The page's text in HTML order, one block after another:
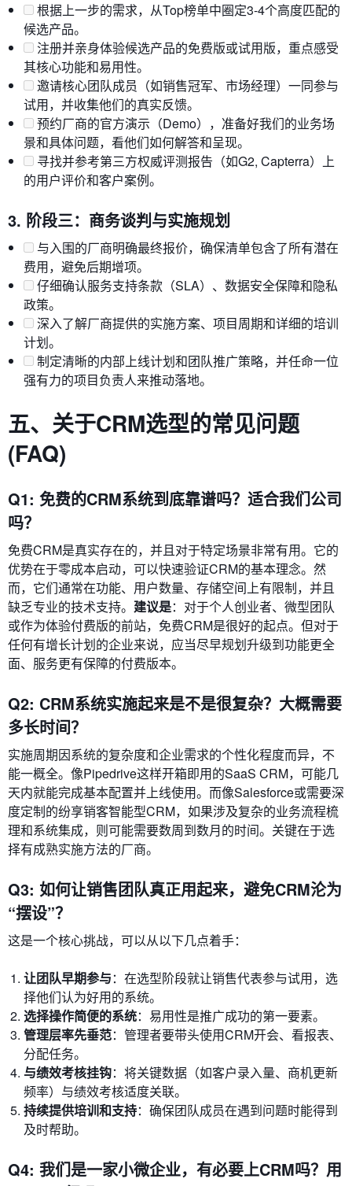
根据上一步的需求，从Top榜单中圈定3-4个高度匹配的
候选产品。
注册并亲身体验候选产品的免费版或试用版，重点感受
其核心功能和易用性。
邀请核心团队成员（如销售冠军、市场经理）一同参与
试用，并收集他们的真实反馈。
预约厂商的官方演示（Demo），准备好我们的业务场
景和具体问题，看他们如何解答和呈现。
寻找并参考第三方权威评测报告（如G2, Capterra）上
的用户评价和客户案例。
3. 阶段三：商务谈判与实施规划
与入围的厂商明确最终报价，确保清单包含了所有潜在
费用，避免后期增项。
仔细确认服务支持条款（SLA）、数据安全保障和隐私
政策。
深入了解厂商提供的实施方案、项目周期和详细的培训
计划。
制定清晰的内部上线计划和团队推广策略，并任命一位
强有力的项目负责人来推动落地。
五、关于CRM选型的常见问题
(FAQ)
Q1: 免费的CRM系统到底靠谱吗？适合我们公司
吗？
免费CRM是真实存在的，并且对于特定场景非常有用。它的
优势在于零成本启动，可以快速验证CRM的基本理念。然
而，它们通常在功能、用户数量、存储空间上有限制，并且
缺乏专业的技术支持。 建议是：对于个人创业者、微型团队
或作为体验付费版的前站，免费CRM是很好的起点。但对于
任何有增长计划的企业来说，应当尽早规划升级到功能更全
面、服务更有保障的付费版本。
Q2: CRM系统实施起来是不是很复杂？大概需要
多长时间？
实施周期因系统的复杂度和企业需求的个性化程度而异，不
能一概全。像Pipedrive这样开箱即用的SaaS CRM，可能几
天内就能完成基本配置并上线使用。而像Salesforce或需要深
度定制的纷享销客智能型CRM，如果涉及复杂的业务流程梳
理和系统集成，则可能需要数周到数月的时间。关键在于选
择有成熟实施方法的厂商。
Q3: 如何让销售团队真正用起来，避免CRM沦为
“摆设”？
这是一个核心挑战，可以从以下几点着手：
让团队早期参与：在选型阶段就让销售代表参与试用，选
择他们认为好用的系统。
选择操作简便的系统：易用性是推广成功的第一要素。
管理层率先垂范：管理者要带头使用CRM开会、看报表、
分配任务。
与绩效考核挂钩：将关键数据（如客户录入量、商机更新
频率）与绩效考核适度关联。
持续提供培训和支持：确保团队成员在遇到问题时能得到
及时帮助。
Q4: 我们是一家小微企业，有必要上CRM吗？用